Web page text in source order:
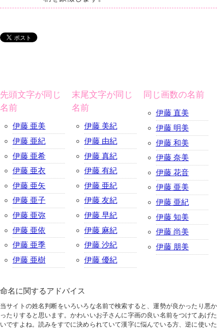
先頭文字が同じ
名前
伊藤 亜美
伊藤 亜紀
伊藤 亜希
伊藤 亜衣
伊藤 亜矢
伊藤 亜子
伊藤 亜弥
伊藤 亜依
伊藤 亜季
伊藤 亜樹
末尾文字が同じ
名前
伊藤 美紀
伊藤 由紀
伊藤 真紀
伊藤 有紀
伊藤 亜紀
伊藤 友紀
伊藤 早紀
伊藤 麻紀
伊藤 沙紀
伊藤 優紀
同じ画数の名前
伊藤 直美
伊藤 明美
伊藤 和美
伊藤 奈美
伊藤 花音
伊藤 亜美
伊藤 亜紀
伊藤 知美
伊藤 尚美
伊藤 朋美
命名に関するアドバイス
当サイトの姓名判断をいろいろな名前で検索すると、運勢が良かったり悪か
ったりすると思います。かわいいお子さんに字画の良い名前をつけてあげた
いですよね。読みをすでに決められていて漢字に悩んでいる方、逆に使いた